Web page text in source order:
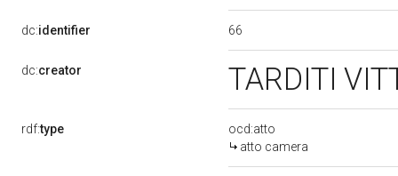
dc:identifier 66
dc:creator TARDITI
rdf:type
ocd:atto
atto camera